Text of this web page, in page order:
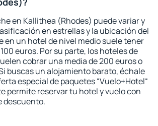
en Kallithea (Rhodes) puede variar y
en estrellas y la ubicación del
en un hotel de nivel medio suele tener
euros. Por su parte, los hoteles de
cobrar una media de 200 euros o
buscas un alojamiento barato, échale
especial de paquetes “Vuelo+Hotel“
permite reservar tu hotel y vuelo con
descuento.